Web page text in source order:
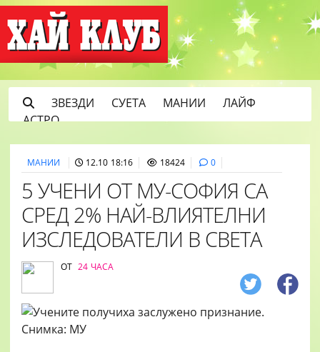
ЗВЕЗДИ СУЕТА МАНИИ
ЛАЙФ
АСТРО
МАНИИ 12.10 18:16 18424 0
5 УЧЕНИ ОТ МУ-СОФИЯ СА
СРЕД 2% НАЙ-ВЛИЯТЕЛНИ
ИЗСЛЕДОВАТЕЛИ В СВЕТА
ОТ 24 ЧАСА